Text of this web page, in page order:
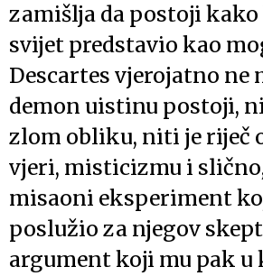
zamišlja da postoji
svijet predstavio kao
Descartes vjerojatno ne
demon uistinu postoji,
zlom obliku, niti je riječ
vjeri, misticizmu i
misaoni eksperiment
poslužio za njegov
argument koji mu pak u